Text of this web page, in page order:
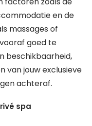
en de
massages of
goed te
beschikbaarheid,
van jouw exclusieve
achteraf.
spa